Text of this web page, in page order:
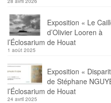
Exposition « Le
d’Olivier Looren à
l’Éclosarium de Houat
1 août 2025
Exposition «
de Stéphane
l’Éclosarium de Houat
24 avril 2025